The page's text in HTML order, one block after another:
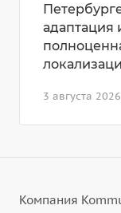
3 августа 2026
адаптация
Компания